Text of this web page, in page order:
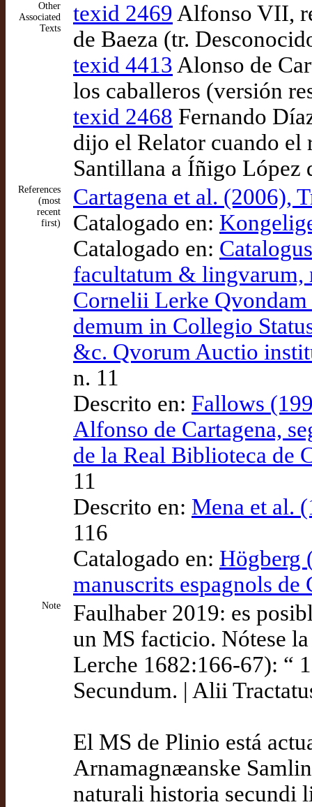
Other
Associated
Texts
texid 2469 Alfonso VII,
de Baeza (tr.
texid 4413 Alonso de
los caballeros (versión
texid 2468 Fernando
dijo el Relator cuando el
Santillana a Íñigo López
References
(most
recent
first)
Cartagena et al. (2006),
Catalogado en:
Catalogado en:
facultatum &
Cornelii Lerke Qvondam
demum in Collegio
&c. Qvorum Auctio
n. 11
Descrito en: Fallows
Alfonso de Cartagena,
de la Real Biblioteca de
11
Descrito en: Mena et al.
116
Catalogado en: Högberg
manuscrits espagnols de
Note
Faulhaber 2019: es
un MS facticio. Nótese
Lerche 1682:166-67): “
Secundum. | Alii
El MS de Plinio está
Arnamagnæanske
naturali historia secundi